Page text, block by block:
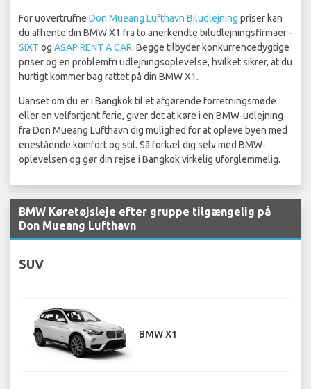
For uovertrufne Don Mueang Lufthavn Biludlejning priser kan
du afhente din BMW X1 fra to anerkendte biludlejningsfirmaer -
SIXT og ASAP RENT A CAR. Begge tilbyder konkurrencedygtige
priser og en problemfri udlejningsoplevelse, hvilket sikrer, at du
hurtigt kommer bag rattet på din BMW X1.
Uanset om du er i Bangkok til et afgørende forretningsmøde
eller en velfortjent ferie, giver det at køre i en BMW-udlejning
fra Don Mueang Lufthavn dig mulighed for at opleve byen med
enestående komfort og stil. Så forkæl dig selv med BMW-
oplevelsen og gør din rejse i Bangkok virkelig uforglemmelig.
BMW Køretøjsleje efter gruppe tilgængelig på
Don Mueang Lufthavn
SUV
BMW X1